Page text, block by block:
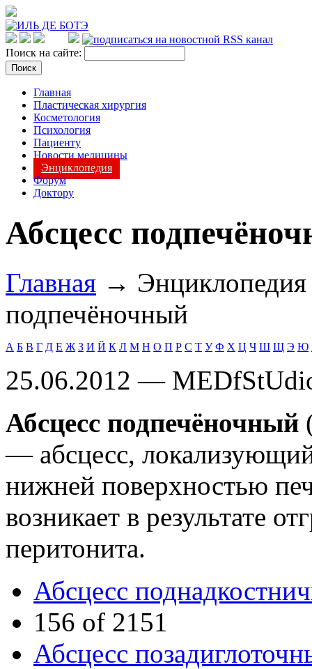
Поиск на сайте:
Главная
Пластическая хирургия
Косметология
Психология
Пациенту
Новости медицины
Энциклопедия
Форум
Доктору
Абсцесс
Главная →
подпечёночный
А Б В Г Д Е Ж З И Й К Л М Н О П Р С Т У Ф Х Ц Ч Ш Щ Э Ю
25.06.2012 —
Абсцесс подпечёночный
— абсцесс,
нижней поверхностью
возникает в результате
перитонита.
Абсцесс
156 of 2151
Абсцесс